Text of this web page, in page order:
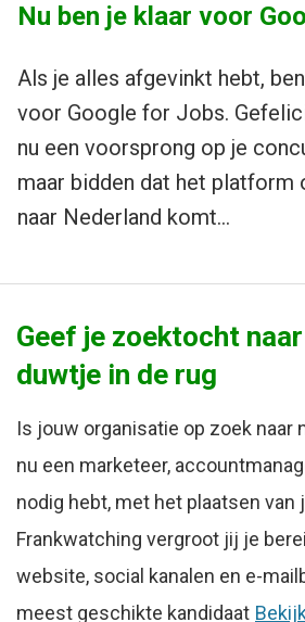
Nu ben je klaar voor
Als je alles afgevinkt hebt,
voor Google for Jobs.
nu een voorsprong op je
maar bidden dat het platform
naar Nederland komt…
Geef je zoektocht
duwtje in de rug
Is jouw organisatie op zoek naar
nu een marketeer,
nodig hebt, met het plaatsen van
Frankwatching vergroot jij je
website, social kanalen en e-
meest geschikte kandidaat